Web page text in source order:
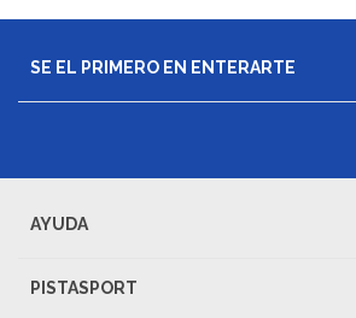
SE EL PRIMERO EN ENTERARTE
AYUDA
PISTASPORT